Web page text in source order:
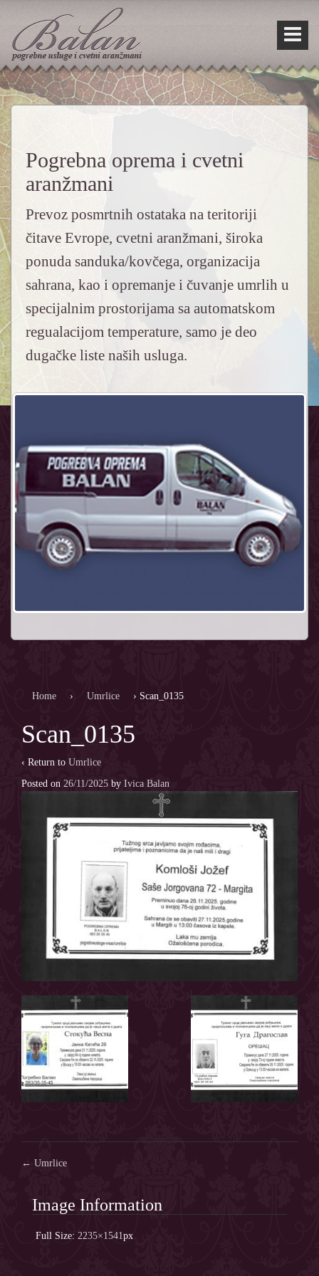
content
main
menu
Pogrebna oprema i cvetni
aranžmani
Prevoz posmrtnih ostataka na teritoriji
čitave Evrope, cvetni aranžmani, široka
ponuda sanduka/kovčega, organizacija
sahrana, kao i opremanje i čuvanje umrlih u
specijalnim prostorijama sa automatskom
regualacijom temperature, samo je deo
dugačke liste naših usluga.
Home › Umrlice › Scan_0135
Scan_0135
‹ Return to Umrlice
Posted on 26/11/2025 by Ivica Balan
Post
navigation
← Umrlice
Image Information
Full Size: 2235×1541 px